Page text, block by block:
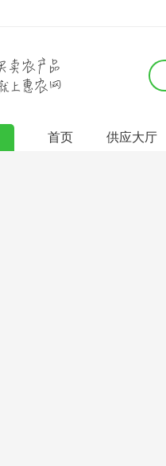
首页 供应大厅